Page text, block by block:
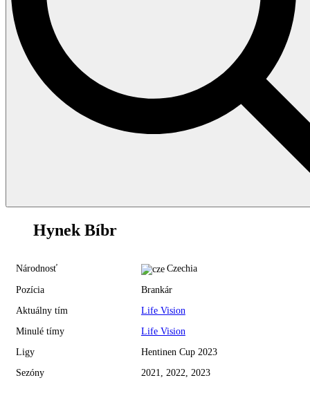
Hynek Bíbr
Národnosť Czechia
Pozícia
Brankár
Aktuálny tím
Life Vision
Minulé tímy
Life Vision
Ligy
Hentinen Cup 2023
Sezóny
2021, 2022, 2023